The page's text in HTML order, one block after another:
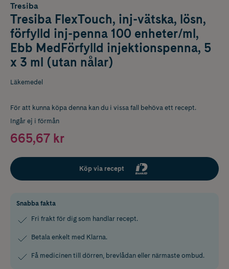
Tresiba
Tresiba FlexTouch, inj-vätska, lösn,
förfylld inj-penna 100 enheter/ml,
Ebb MedFörfylld injektionspenna, 5
x 3 ml (utan nålar)
Läkemedel
För att kunna köpa denna kan du i vissa fall behöva ett recept.
Ingår ej i förmån
665,67 kr
Köp via recept
Snabba fakta
Fri frakt för dig som handlar recept.
Betala enkelt med Klarna.
Få medicinen till dörren, brevlådan eller närmaste ombud.